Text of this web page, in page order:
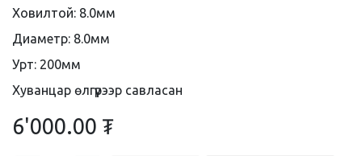
Ховилтой: 8.0мм
Диаметр: 8.0мм
Урт: 200мм
Хуванцар өлгүүрээр савласан
6'000.00 ₮